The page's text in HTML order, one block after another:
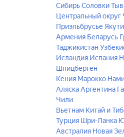
СибирьСоловки
Центральный округ
Приэльбрусье
Армения Беларусь
Таджикистан
Исландия Испания
Шпицберген
Кения Марокко
АляскаАргентина
Чили
Вьетнам Китай и
Турция Шри-Ланка
Австралия Новая